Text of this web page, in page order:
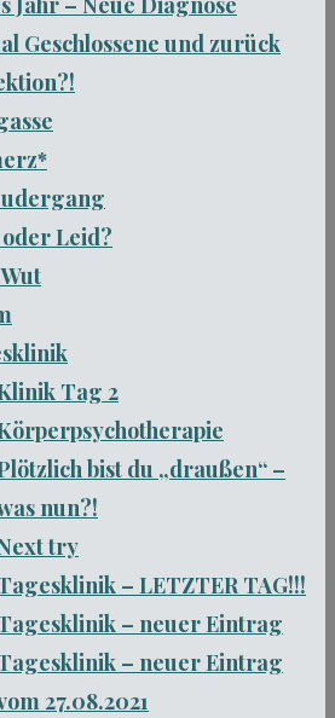
Geschlossene und zurück
oder Leid?
Tag 2
bist du „draußen“ –
nun?!
try
– LETZTER TAG!!!
– neuer Eintrag
– neuer Eintrag
27.08.2021